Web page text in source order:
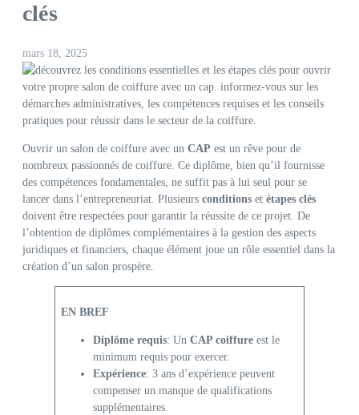
clés
mars 18, 2025
Ouvrir un salon de coiffure avec un CAP est un rêve pour de
nombreux passionnés de coiffure. Ce diplôme, bien qu’il fournisse
des compétences fondamentales, ne suffit pas à lui seul pour se
lancer dans l’entrepreneuriat. Plusieurs conditions et étapes clés
doivent être respectées pour garantir la réussite de ce projet. De
l’obtention de diplômes complémentaires à la gestion des aspects
juridiques et financiers, chaque élément joue un rôle essentiel dans la
création d’un salon prospère.
EN BREF
Diplôme requis: Un CAP coiffure est le
minimum requis pour exercer.
Expérience: 3 ans d’expérience peuvent
compenser un manque de qualifications
supplémentaires.